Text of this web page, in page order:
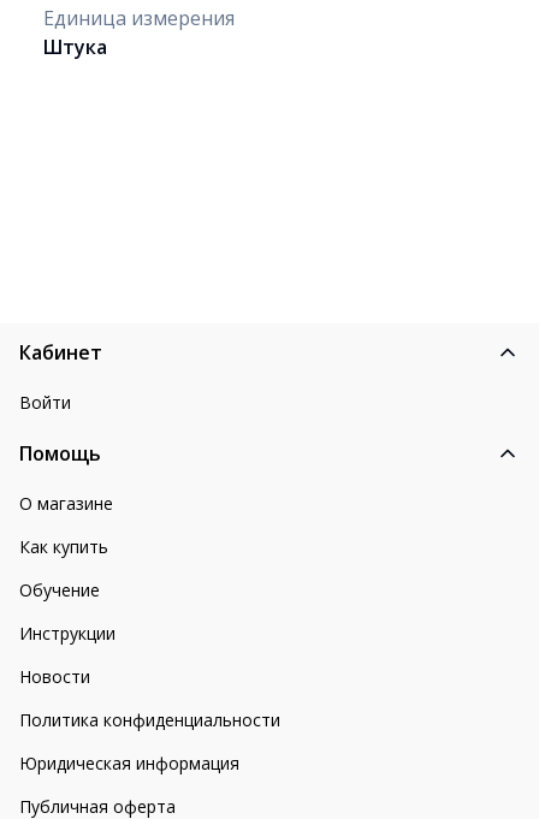
Единица измерения
Штука
Кабинет
Войти
Помощь
О магазине
Как купить
Обучение
Инструкции
Новости
Политика конфиденциальности
Юридическая информация
Публичная оферта